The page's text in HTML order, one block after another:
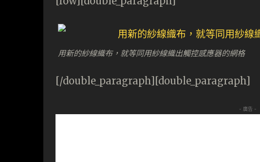
用新的紗線織布，就等同用紗線織出觸控感應器的網格
[/double_paragraph][double_paragraph]
- 廣告 -